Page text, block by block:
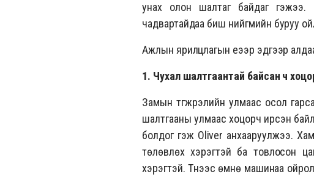
унах олон шалтаг байдаг гэжээ.
чадвартайдаа биш нийгмийн буруу
Ажлын ярилцлагын үеээр эдгээр
1. Чухал шалтгаантай байсан ч
Замын түгжрэлийн улмаас осол
шалтгааны улмаас хоцорч ирсэн
болдог гэж Oliver анхааруулжээ.
төлөвлөх хэрэгтэй ба товлосон
хэрэгтэй. Түүнээс өмнө машинаа